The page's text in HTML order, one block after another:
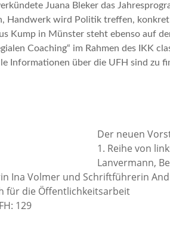
Juana Bleker das
Handwerk wird Politik treffen,
Kump in Münster steht ebenso auf
Coaching“ im Rahmen des IKK
Informationen über die UFH sind zu
Der neuen
1. Reihe von
Lanvermann,
Ina Volmer und Schriftführerin
für die Öffentlichkeitsarbeit
129